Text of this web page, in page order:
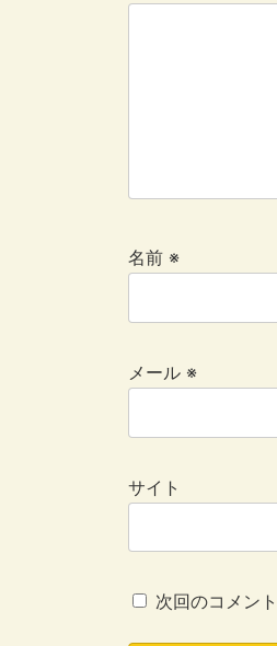
名前 ※
メール ※
サイト
次回のコメン